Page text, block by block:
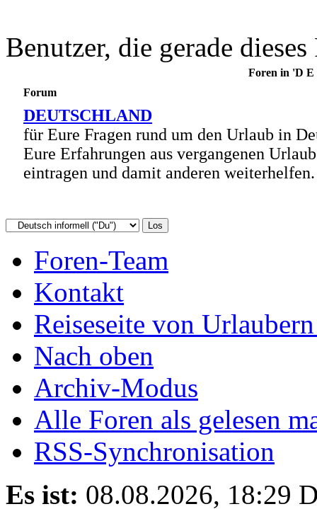
Benutzer, die gerade
Foren in 'D E
Forum
DEUTSCHLAND
für Eure Fragen rund um den Urlaub in
Eure Erfahrungen aus vergangenen
eintragen und damit anderen weiterhelfen.
Foren-Team
Kontakt
Reiseseite von
Nach oben
Archiv-Modus
Alle Foren als gelesen
RSS-Synchronisation
Es ist: 08.08.2026, 18:29